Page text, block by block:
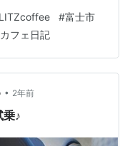
👇
ひとりでも入りやす
るくておしゃれな雰
の席からは富…
#富士市
フェ日記
• 2年前
乗♪